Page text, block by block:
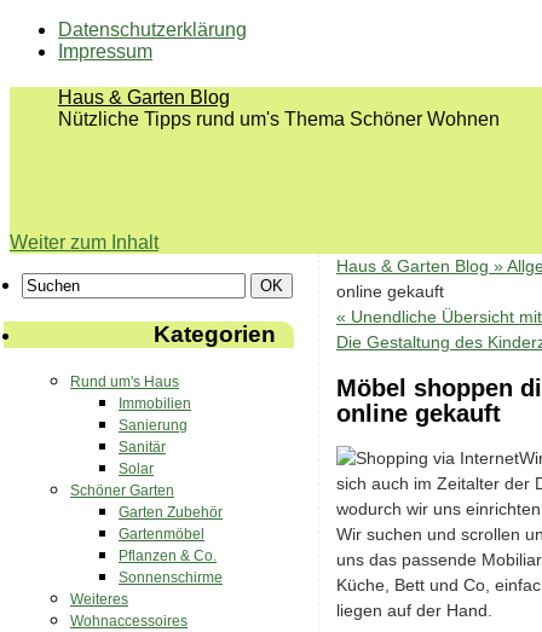
Datenschutzerklärung
Impressum
Haus & Garten Blog
Nützliche Tipps rund um's Thema Schöner Wohnen
Weiter zum Inhalt
Haus & Garten Blog »
online gekauft
« Unendliche Übersicht
Die Gestaltung des
Möbel shoppen
online gekauft
sich auch im Zeitalter der
wodurch wir uns
Wir suchen und scrollen
uns das passende
Küche, Bett und Co,
liegen auf der Hand.
Kategorien
Rund um's Haus
Immobilien
Sanierung
Sanitär
Solar
Schöner Garten
Garten Zubehör
Gartenmöbel
Pflanzen & Co.
Sonnenschirme
Weiteres
Wohnaccessoires